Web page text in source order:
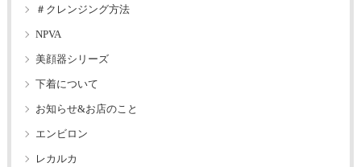
＃クレンジング方法
NPVA
美顔器シリーズ
下着について
お知らせ&お店のこと
エンビロン
レカルカ